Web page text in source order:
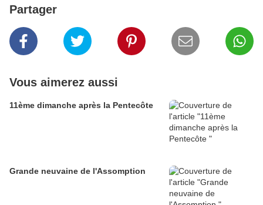
Partager
Vous aimerez aussi
11ème dimanche après la Pentecôte
Grande neuvaine de l'Assomption